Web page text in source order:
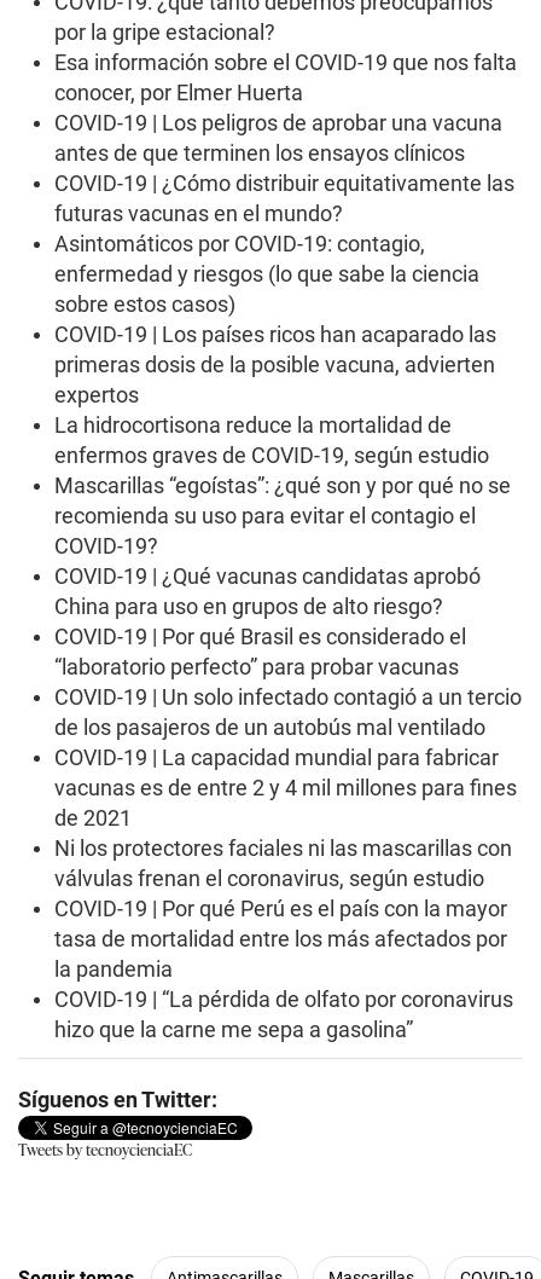
por la gripe estacional?
Esa información sobre el COVID-19 que nos falta
conocer, por Elmer Huerta
COVID-19 | Los peligros de aprobar una vacuna
antes de que terminen los ensayos clínicos
COVID-19 | ¿Cómo distribuir equitativamente las
futuras vacunas en el mundo?
Asintomáticos por COVID-19: contagio,
enfermedad y riesgos (lo que sabe la ciencia
sobre estos casos)
COVID-19 | Los países ricos han acaparado las
primeras dosis de la posible vacuna, advierten
expertos
La hidrocortisona reduce la mortalidad de
enfermos graves de COVID-19, según estudio
Mascarillas “egoístas”: ¿qué son y por qué no se
recomienda su uso para evitar el contagio el
COVID-19?
COVID-19 | ¿Qué vacunas candidatas aprobó
China para uso en grupos de alto riesgo?
COVID-19 | Por qué Brasil es considerado el
“laboratorio perfecto” para probar vacunas
COVID-19 | Un solo infectado contagió a un tercio
de los pasajeros de un autobús mal ventilado
COVID-19 | La capacidad mundial para fabricar
vacunas es de entre 2 y 4 mil millones para fines
de 2021
Ni los protectores faciales ni las mascarillas con
válvulas frenan el coronavirus, según estudio
COVID-19 | Por qué Perú es el país con la mayor
tasa de mortalidad entre los más afectados por
la pandemia
COVID-19 | “La pérdida de olfato por coronavirus
hizo que la carne me sepa a gasolina”
Síguenos en Twitter:
Tweets by tecnoycienciaEC